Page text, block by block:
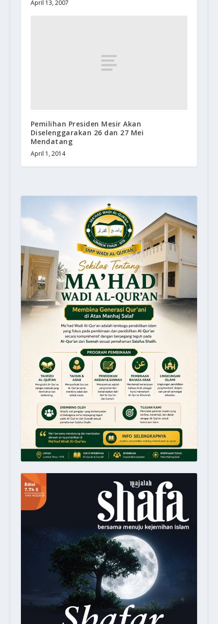
April 13, 2007
Pemilihan Presiden Mesir Akan
Diselenggarakan 26 dan 27 Mei
Mendatang
April 1, 2014